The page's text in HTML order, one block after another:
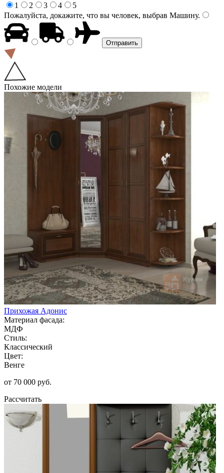
1
2 3 4
5
Пожалуйста, докажите, что вы человек, выбрав Машину.
Похожие модели
Прихожая Адонис
Материал фасада:
МДФ
Стиль:
Классический
Цвет:
Венге
от 70 000 руб.
Рассчитать